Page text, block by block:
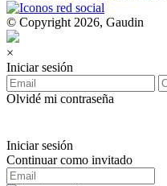
© Copyright 2026, Gaudin
×
Iniciar sesión
Olvidé mi contraseña
Iniciar sesión
Continuar como invitado